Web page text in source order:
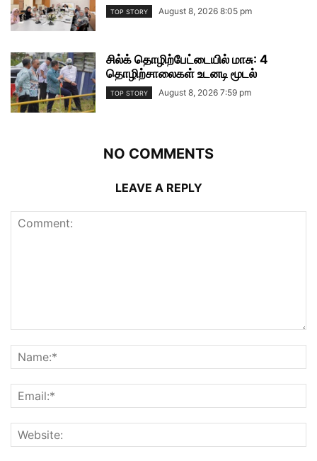
TOP STORY August 8, 2026 8:05 pm
சில்க் தொழிற்பேட்டையில் மாசு: 4
தொழிற்சாலைகள் உடனடி மூடல்
TOP STORY August 8, 2026 7:59 pm
NO COMMENTS
LEAVE A REPLY